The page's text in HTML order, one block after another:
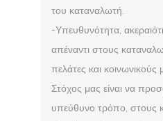
του καταναλωτή.
-Υπευθυνότητα,
απέναντι στους
πελάτες και κοινωνικούς
Στόχος μας είναι να
υπεύθυνο τρόπο, στους